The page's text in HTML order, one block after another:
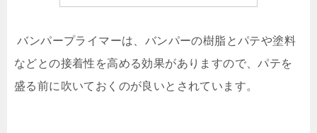
バンパープライマーは、バンパーの樹脂とパテや塗料
などとの接着性を高める効果がありますので、パテを
盛る前に吹いておくのが良いとされています。